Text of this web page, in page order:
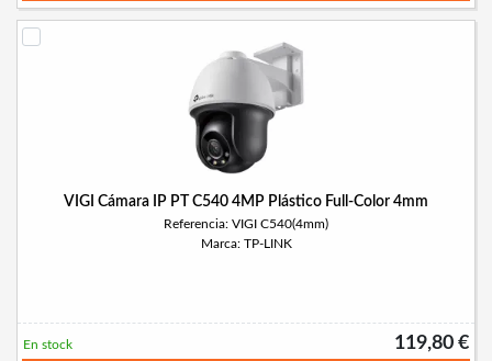
VIGI Cámara IP PT C540 4MP Plástico Full-Color 4mm
Referencia: VIGI C540(4mm)
Marca: TP-LINK
119,80 €
En stock